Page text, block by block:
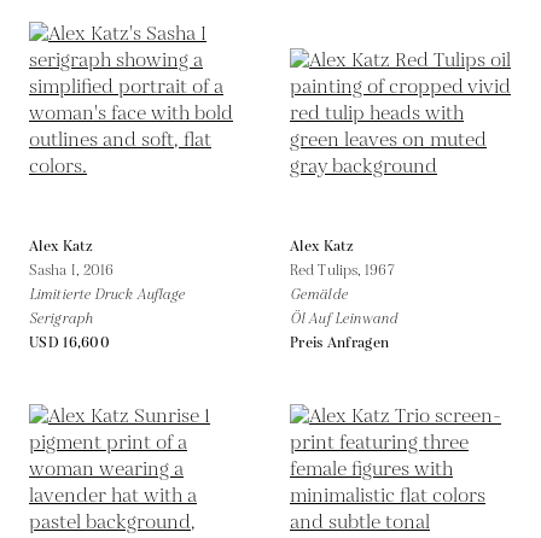
Alex Katz
Sasha I, 2016
Limitierte Druck Auflage
Serigraph
USD 16,600
Alex Katz
Red Tulips,1967
Gemälde
Öl Auf Leinwand
Preis Anfragen